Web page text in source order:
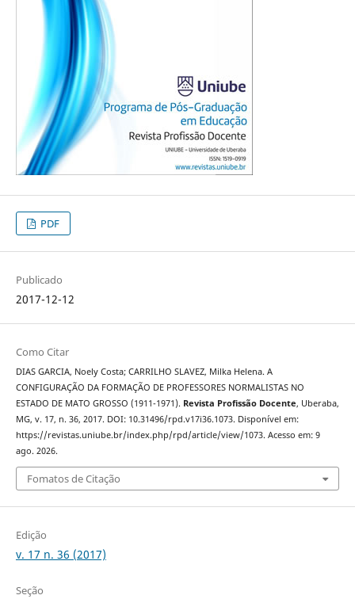
PDF
Publicado
2017-12-12
Como Citar
DIAS GARCIA, Noely Costa; CARRILHO SLAVEZ, Milka Helena. A
CONFIGURAÇÃO DA FORMAÇÃO DE PROFESSORES NORMALISTAS NO
ESTADO DE MATO GROSSO (1911-1971). Revista Profissão Docente, Uberaba,
MG, v. 17, n. 36, 2017. DOI: 10.31496/rpd.v17i36.1073. Disponível em:
https://revistas.uniube.br/index.php/rpd/article/view/1073. Acesso em: 9
ago. 2026.
Fomatos de Citação
Edição
v. 17 n. 36 (2017)
Seção